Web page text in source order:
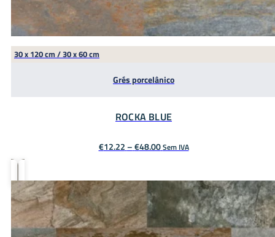
30 x 120 cm / 30 x 60 cm
Grés porcelânico
ROCKA BLUE
€12.22–€48.00Price
range:
€48.00
Sem IVA